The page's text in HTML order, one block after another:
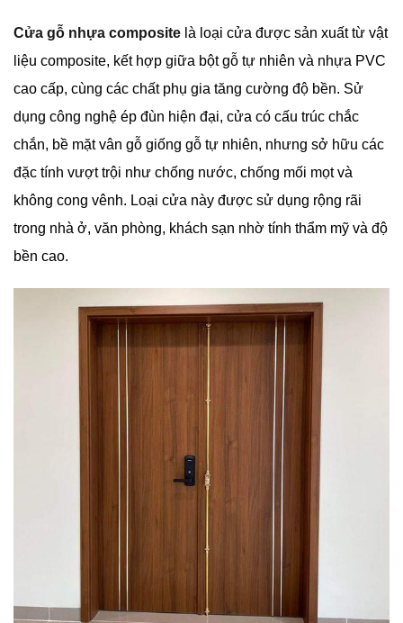
Cửa gỗ nhựa composite là loại cửa được sản xuất từ vật
liệu composite, kết hợp giữa bột gỗ tự nhiên và nhựa PVC
cao cấp, cùng các chất phụ gia tăng cường độ bền. Sử
dụng công nghệ ép đùn hiện đại, cửa có cấu trúc chắc
chắn, bề mặt vân gỗ giống gỗ tự nhiên, nhưng sở hữu các
đặc tính vượt trội như chống nước, chống mối mọt và
không cong vênh. Loại cửa này được sử dụng rộng rãi
trong nhà ở, văn phòng, khách sạn nhờ tính thẩm mỹ và độ
bền cao.